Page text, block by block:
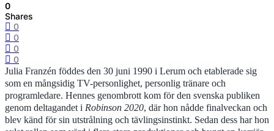
0
Shares
0
0
0
0
Julia Franzén föddes den 30 juni 1990 i Lerum och etablerade sig
som en mångsidig TV-personlighet, personlig tränare och
programledare. Hennes genombrott kom för den svenska publiken
genom deltagandet i Robinson 2020, där hon nådde finalveckan och
blev känd för sin utstrålning och tävlingsinstinkt. Sedan dess har hon